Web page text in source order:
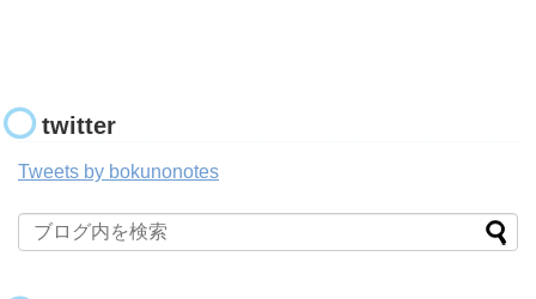
twitter
Tweets by bokunonotes